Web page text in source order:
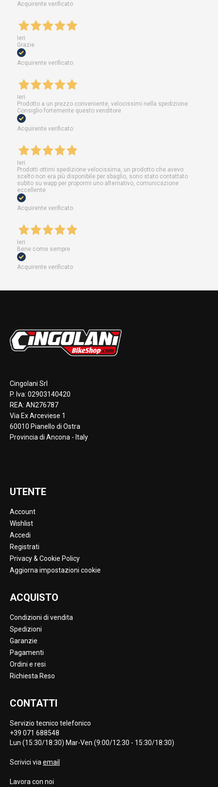
Acquirente verificato
Ieri
Grazie
Acquirente verificato
Ieri
Prodotto a un prezzo conveniente, velocissimi nella spedizione.
Consiglio fortemente questo venditore
Acquirente verificato
Ieri
Prodotti ottimi spedizione velocissima, un prodotto che avevo
scelto non era più disponibile per sbaglio, sono stato contattato
subito su wapp per propormi uno alternativo, comunicazione
eccellente
Acquirente verificato
Ieri
Bene come sempre
Acquirente verificato
Cingolani Srl
P. Iva: 02903140420
REA: AN276787
Via Ex Arceviese 1
60010 Pianello di Ostra
Provincia di Ancona - Italy
UTENTE
Account
Wishlist
Accedi
Registrati
Privacy & Cookie Policy
Aggiorna impostazioni cookie
ACQUISTO
Condizioni di vendita
Spedizioni
Garanzie
Pagamenti
Ordini e resi
Richiesta Reso
CONTATTI
Servizio tecnico telefonico
+39 071 688548
Lun (15:30/18:30) Mar-Ven (9:00/12:30 - 15:30/18:30)
Scrivici via email
Lavora con noi